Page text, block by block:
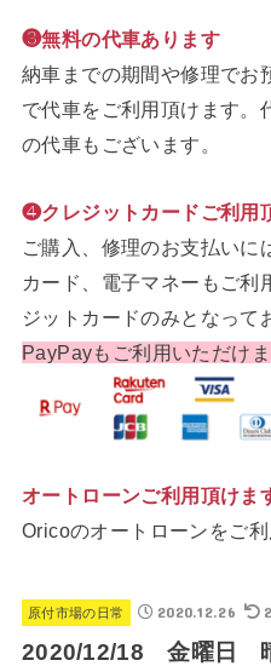
❸無料の代車あります
納車までの期間や修理でお
で代車をご利用頂けます。
の代車もございます。
❹クレジットカードご利用
ご購入、修理のお支払いに
カード、電子マネーもご利
ジットカードのみとなって
PayPayもご利用いただけま
オートローンご利用頂けま
Oricoのオートローンをご利
原付市場の日常 2020.12.26
2020/12/18 金曜日